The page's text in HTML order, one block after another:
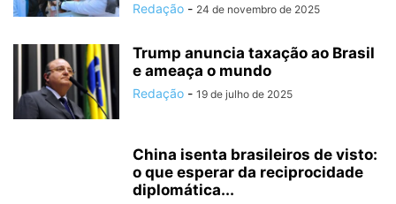
Redação - 24 de novembro de 2025
Trump anuncia taxação ao Brasil
e ameaça o mundo
Redação - 19 de julho de 2025
China isenta brasileiros de visto:
o que esperar da reciprocidade
diplomática...